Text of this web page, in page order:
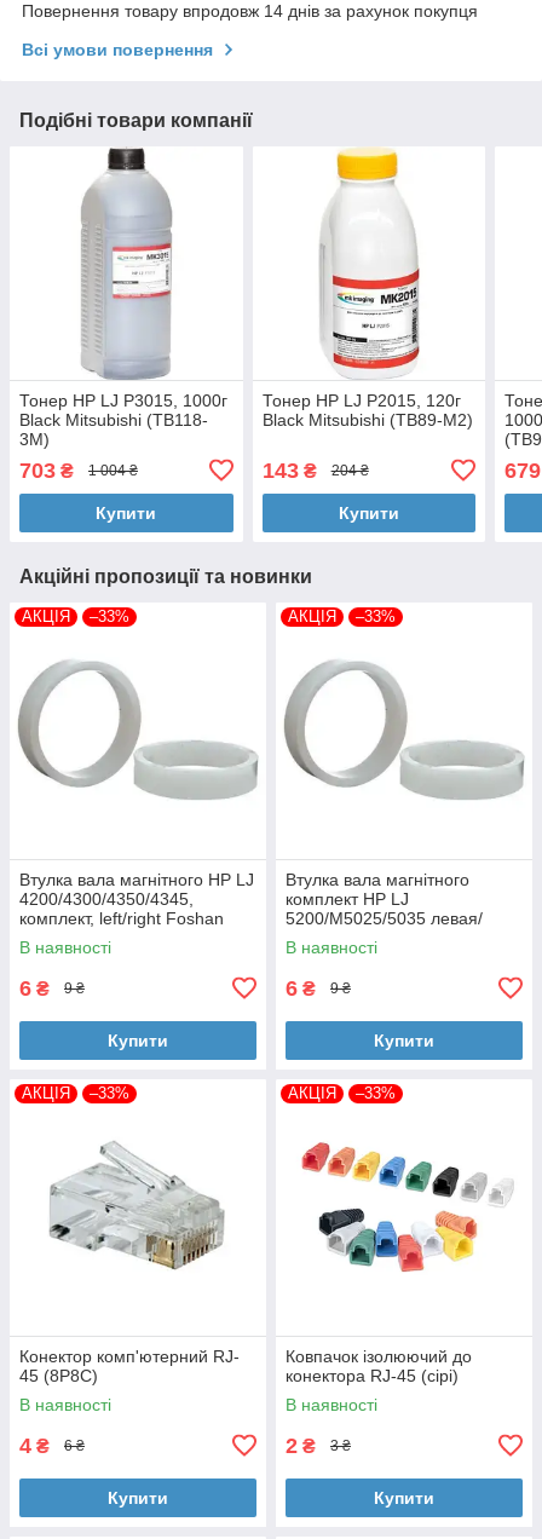
Повернення товару впродовж 14 днів за рахунок покупця
Всі умови повернення
Подібні товари компанії
Тонер HP LJ P3015, 1000г
Black Mitsubishi (TB118-
3M)
703 ₴ 1 004 ₴
Купити
Тонер HP LJ P2015, 120г
Black Mitsubishi (TB89-M2)
143₴ 204 ₴
Купити
679
Акційні пропозиції та новинки
АКЦІЯ –33%
Втулка вала магнітного HP LJ
4200/4300/4350/4345,
комплект, left/right Foshan
(MAG-1338A-BSH-Foshan)
В наявності
6 ₴ 9 ₴
Купити
АКЦІЯ –33%
Втулка вала магнітного
комплект HP LJ
5200/M5025/5035 левая/
правая Foshan (MAG-7516A-
BSH-Foshan)
В наявності
6 ₴ 9 ₴
Купити
АКЦІЯ –33%
Конектор комп'ютерний RJ-
45 (8P8C)
В наявності
4 ₴ 6 ₴
Купити
АКЦІЯ –33%
Ковпачок ізолюючий до
конектора RJ-45 (сірі)
В наявності
2 ₴ 3 ₴
Купити